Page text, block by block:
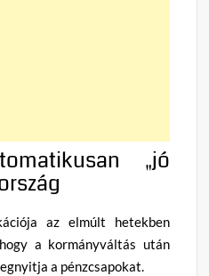
„jó
az elmúlt hetekben
a kormányváltás után
a pénzcsapokat.